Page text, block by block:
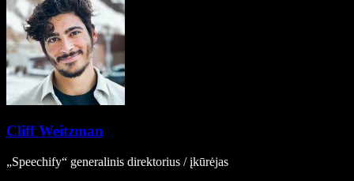
Cliff Weitzman
„Speechify“ generalinis direktorius / įkūrėjas